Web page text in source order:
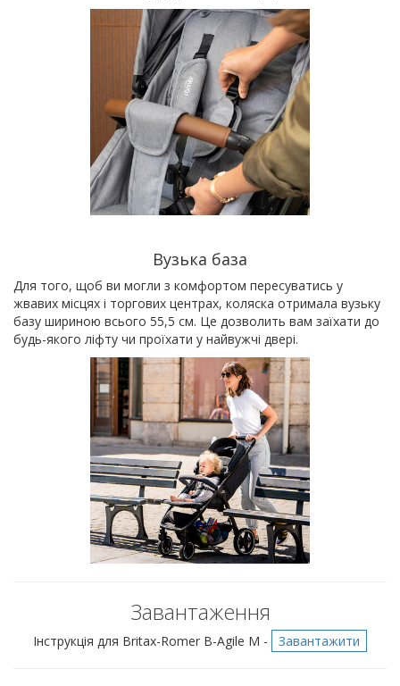
Вузька база
Для того, щоб ви могли з комфортом пересуватись у
жвавих місцях і торгових центрах, коляска отримала вузьку
базу шириною всього 55,5 см. Це дозволить вам заїхати до
будь-якого ліфту чи проїхати у найвужчі двері.
Завантаження
Інструкція для Britax-Romer B-Agile M - Завантажити